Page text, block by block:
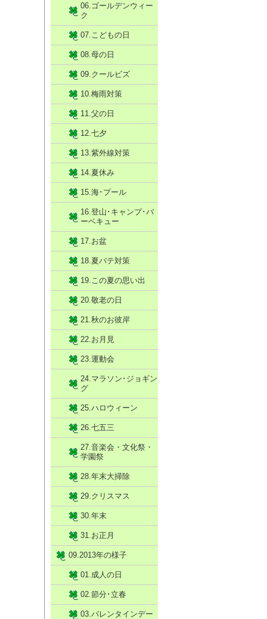
06.ゴールデンウィー
ク
07.こどもの日
08.母の日
09.クールビズ
10.梅雨対策
11.父の日
12.七夕
13.紫外線対策
14.夏休み
15.海･プール
16.登山･キャンプ･バ
ーベキュー
17.お盆
18.夏バテ対策
19.この夏の思い出
20.敬老の日
21.秋のお彼岸
22.お月見
23.運動会
24.マラソン･ジョギン
グ
25.ハロウィーン
26.七五三
27.音楽会・文化祭・
学園祭
28.年末大掃除
29.クリスマス
30.年末
31.お正月
09.2013年の様子
01.成人の日
02.節分･立春
03.バレンタインデー